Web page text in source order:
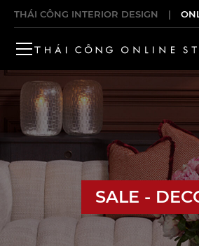
THÁI CÔNG INTERIOR DESIGN |
SALE -